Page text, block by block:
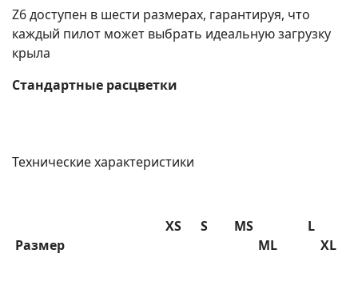
Z6 доступен в шести размерах, гарантируя, что
каждый пилот может выбрать идеальную загрузку
крыла
Стандартные расцветки
Технические характеристики
Размер
XS S
MS
ML
L